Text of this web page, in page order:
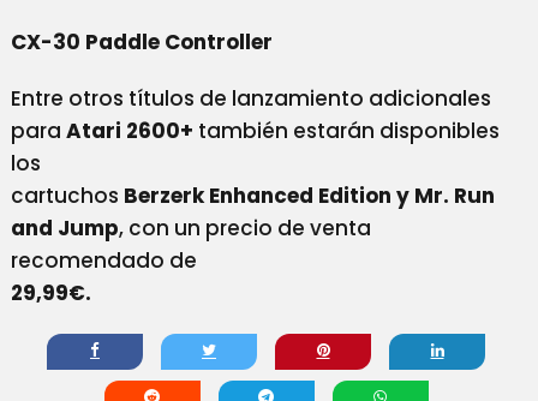
CX-30 Paddle Controller
Entre otros títulos de lanzamiento adicionales
para Atari 2600+ también estarán disponibles
los
cartuchos Berzerk Enhanced Edition y Mr. Run
and Jump, con un precio de venta
recomendado de
29,99€.